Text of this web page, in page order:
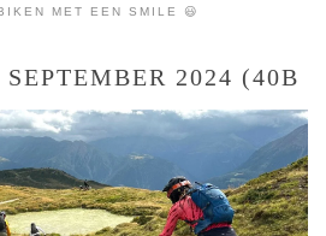
MET EEN SMILE 😃
2024 (40B